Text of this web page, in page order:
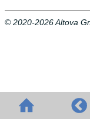
© 2020-2026 Altova